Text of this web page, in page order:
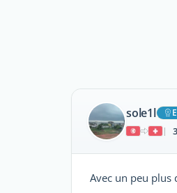
sole1l
|
Avec un peu plus